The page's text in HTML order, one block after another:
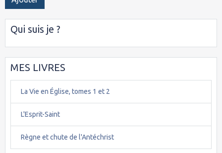
Qui suis je ?
MES LIVRES
La Vie en Église, tomes 1 et 2
L'Esprit-Saint
Règne et chute de l'Antéchrist